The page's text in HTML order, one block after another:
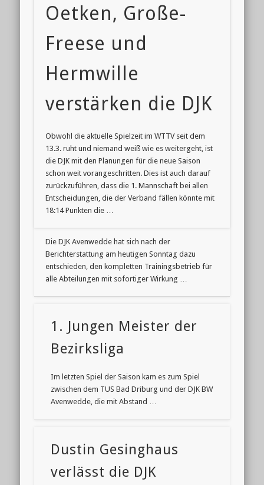
Oetken, Große-
Freese und
Hermwille
verstärken die DJK
Obwohl die aktuelle Spielzeit im WTTV seit dem
13.3. ruht und niemand weiß wie es weitergeht, ist
die DJK mit den Planungen für die neue Saison
schon weit vorangeschritten. Dies ist auch darauf
zurückzuführen, dass die 1. Mannschaft bei allen
Entscheidungen, die der Verband fällen könnte mit
18:14 Punkten die …
Die DJK Avenwedde hat sich nach der
Berichterstattung am heutigen Sonntag dazu
entschieden, den kompletten Trainingsbetrieb für
alle Abteilungen mit sofortiger Wirkung …
1. Jungen Meister der
Bezirksliga
Im letzten Spiel der Saison kam es zum Spiel
zwischen dem TUS Bad Driburg und der DJK BW
Avenwedde, die mit Abstand …
Dustin Gesinghaus
verlässt die DJK